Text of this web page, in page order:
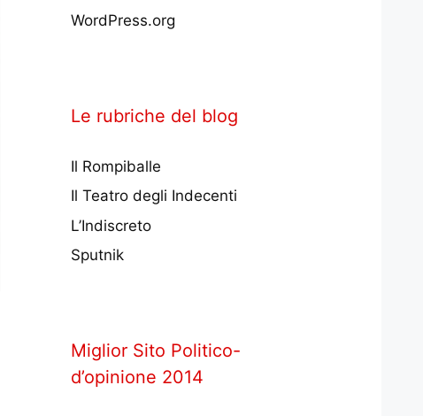
WordPress.org
Le rubriche del blog
Il Rompiballe
Il Teatro degli Indecenti
L’Indiscreto
Sputnik
Miglior Sito Politico-
d’opinione 2014